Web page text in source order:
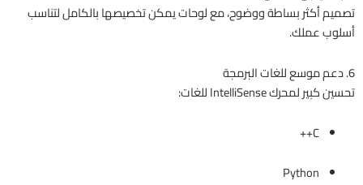
تصميم أكثر بساطة ووضوح، مع لوحات يمكن تخصيصها بالكامل لتناسب
أسلوب عملك.
6. دعم موسع للغات البرمجة
تحسين كبير لمحرك IntelliSense للغات:
C++
Python